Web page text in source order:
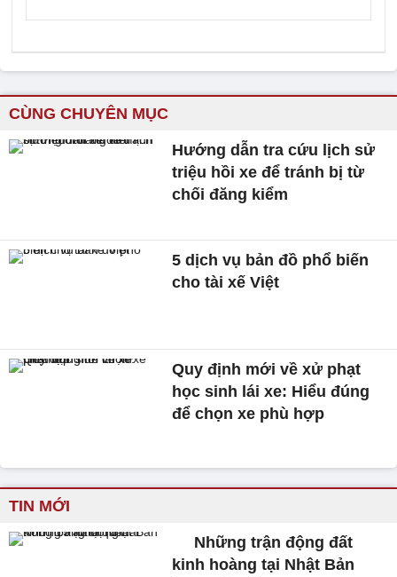
CÙNG CHUYÊN MỤC
Hướng dẫn tra cứu lịch sử
triệu hồi xe để tránh bị từ
chối đăng kiểm
5 dịch vụ bản đồ phổ biến
cho tài xế Việt
Quy định mới về xử phạt
học sinh lái xe: Hiểu đúng
để chọn xe phù hợp
TIN MỚI
Những trận động đất
kinh hoàng tại Nhật Bản